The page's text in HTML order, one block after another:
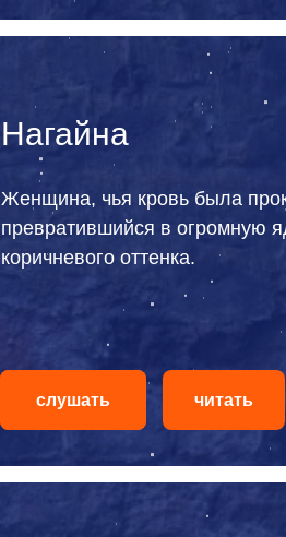
пауза
Нагайна
Женщина, чья кровь была
превратившийся в огромную
коричневого оттенка.
читать
слушать